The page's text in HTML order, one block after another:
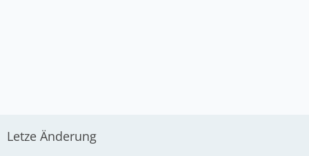
Letze Änderung